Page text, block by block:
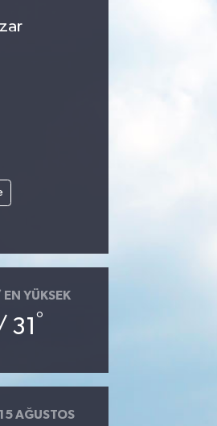
EN YÜKSEK
31°
15 AĞUSTOS